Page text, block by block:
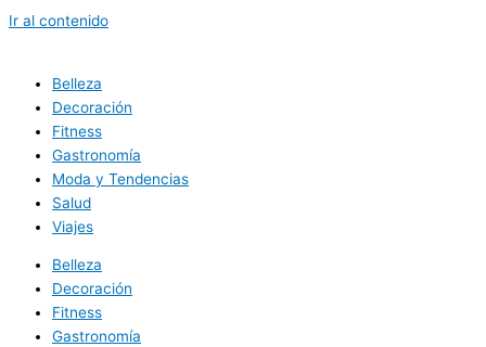
Ir al contenido
Belleza
Decoración
Fitness
Gastronomía
Moda y Tendencias
Salud
Viajes
Belleza
Decoración
Fitness
Gastronomía